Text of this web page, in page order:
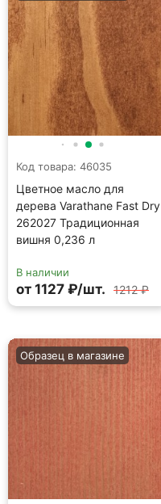
Код товара: 46035
Цветное масло для
дерева Varathane Fast Dry
262027 Традиционная
вишня 0,236 л
В наличии
от 1127 ₽/шт. 1212 ₽
Образец в магазине